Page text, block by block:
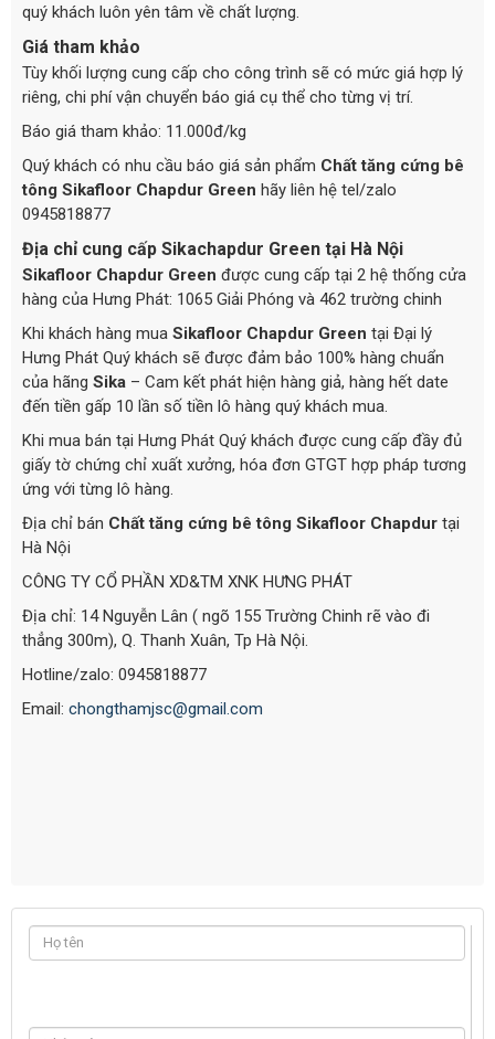
quý khách luôn yên tâm về chất lượng.
Giá tham khảo
Tùy khối lượng cung cấp cho công trình sẽ có mức giá hợp lý
riêng, chi phí vận chuyển báo giá cụ thể cho từng vị trí.
Báo giá tham khảo: 11.000đ/kg
Quý khách có nhu cầu báo giá sản phẩm Chất tăng cứng bê
tông Sikafloor Chapdur Green hãy liên hệ tel/zalo
0945818877
Địa chỉ cung cấp Sikachapdur Green tại Hà Nội
Sikafloor Chapdur Green được cung cấp tại 2 hệ thống cửa
hàng của Hưng Phát: 1065 Giải Phóng và 462 trường chinh
Khi khách hàng mua Sikafloor Chapdur Green tại Đại lý
Hưng Phát Quý khách sẽ được đảm bảo 100% hàng chuẩn
của hãng Sika – Cam kết phát hiện hàng giả, hàng hết date
đến tiền gấp 10 lần số tiền lô hàng quý khách mua.
Khi mua bán tại Hưng Phát Quý khách được cung cấp đầy đủ
giấy tờ chứng chỉ xuất xưởng, hóa đơn GTGT hợp pháp tương
ứng với từng lô hàng.
Địa chỉ bán Chất tăng cứng bê tông Sikafloor Chapdur tại
Hà Nội
CÔNG TY CỔ PHẦN XD&TM XNK HƯNG PHÁT
Địa chỉ: 14 Nguyễn Lân ( ngõ 155 Trường Chinh rẽ vào đi
thẳng 300m), Q. Thanh Xuân, Tp Hà Nội.
Hotline/zalo: 0945818877
Email: chongthamjsc@gmail.com